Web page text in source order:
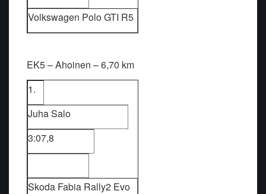
Volkswagen Polo GTI R5
EK5 – Ahoinen – 6,70 km
1.
Juha Salo
3:07,8
Skoda Fabia Rally2 Evo